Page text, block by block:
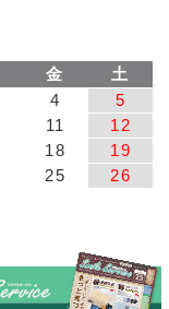
金
土
4
5
11
12
18
19
25
26